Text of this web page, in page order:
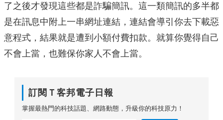
了之後才發現這些都是詐騙簡訊。這一類簡訊的多半都
是在訊息中附上一串網址連結，連結會導引你去下載惡
意程式，結果就是遭到小額付費扣款。就算你覺得自己
不會上當，也難保你家人不會上當。
訂閱Ｔ客邦電子日報
掌握最熱門的科技話題、網路動態，升級你的科技原力！